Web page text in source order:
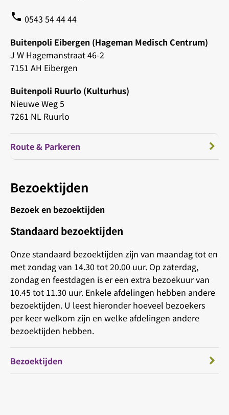
phone 0543 54 44 44
Buitenpoli Eibergen (Hageman Medisch Centrum)
J W Hagemanstraat 46-2
7151 AH Eibergen
Buitenpoli Ruurlo (Kulturhus)
Nieuwe Weg 5
7261 NL Ruurlo
Route & Parkeren
Bezoektijden
Bezoek en bezoektijden
Standaard bezoektijden
Onze standaard bezoektijden zijn van maandag tot en
met zondag van 14.30 tot 20.00 uur. Op zaterdag,
zondag en feestdagen is er een extra bezoekuur van
10.45 tot 11.30 uur. Enkele afdelingen hebben andere
bezoektijden. U leest hieronder hoeveel bezoekers
per keer welkom zijn en welke afdelingen andere
bezoektijden hebben.
Bezoektijden